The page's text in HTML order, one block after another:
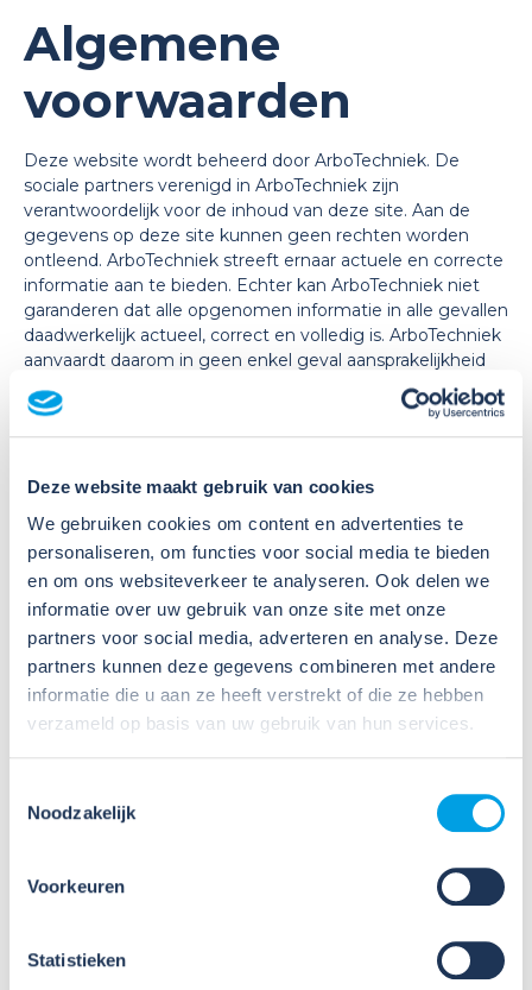
Deze website maakt gebruik van cookies
We gebruiken cookies om content en advertenties te
personaliseren, om functies voor social media te bieden
en om ons websiteverkeer te analyseren. Ook delen we
informatie over uw gebruik van onze site met onze
partners voor social media, adverteren en analyse. Deze
partners kunnen deze gegevens combineren met andere
informatie die u aan ze heeft verstrekt of die ze hebben
verzameld op basis van uw gebruik van hun services.
Noodzakelijk
Voorkeuren
Statistieken
Algemene
voorwaarden
Deze website wordt beheerd door ArboTechniek. De
sociale partners verenigd in ArboTechniek zijn
verantwoordelijk voor de inhoud van deze site. Aan de
gegevens op deze site kunnen geen rechten worden
ontleend. ArboTechniek streeft ernaar actuele en correcte
informatie aan te bieden. Echter kan ArboTechniek niet
garanderen dat alle opgenomen informatie in alle gevallen
daadwerkelijk actueel, correct en volledig is. ArboTechniek
aanvaardt daarom in geen enkel geval aansprakelijkheid
voor de informatie van deze site en het gebruik hiervan,
dan wel voortkomend uit technische gebreken. Het
downloaden van bestanden, gegevens en informatie
Links en verwijzingen naar andere sites
Deze website kan, bij wijze van dienstverlening, links of
verwijzingen bevatten naar andere sites. II Mens en Werk,
noch de individuele sociale partners, zijn verantwoordelijk
voor de inhoud van deze sites, geven geen garantie met
betrekking tot de inhoud en betrouwbaarheid van deze
sites en zijn evenmin aansprakelijk voor schade of letsel
direct of indirect voortvloeiend uit de inhoud daarvan. II
Mens en Werk noch de sociale partners zijn
verantwoordelijk voor het beleid op het gebied van privacy
Techniek/ArboTechniek van toepassing.